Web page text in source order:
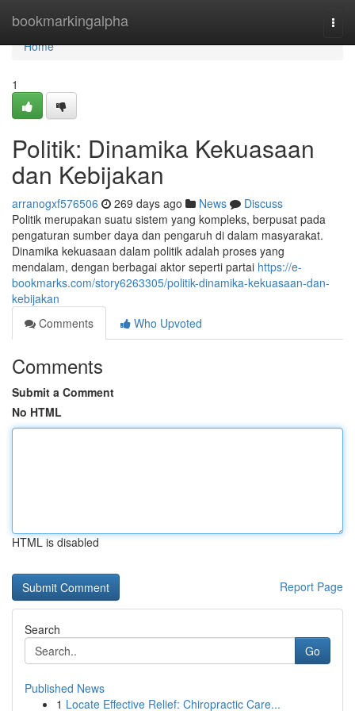
bookmarkingalpha
Home
Home
1
Politik: Dinamika Kekuasaan
dan Kebijakan
arranogxf576506 269 days ago News
Discuss
Politik merupakan suatu sistem yang kompleks, berpusat pada
pengaturan sumber daya dan pengaruh di dalam masyarakat.
Dinamika kekuasaan dalam politik adalah proses yang
mendalam, dengan berbagai aktor seperti partai https://e-
bookmarks.com/story6263305/politik-dinamika-kekuasaan-dan-
kebijakan
Comments
Who Upvoted
Comments
Submit a Comment
No HTML
HTML is disabled
Report Page
Search
Go
Published News
1 Locate Effective Relief: Chiropractic Care...